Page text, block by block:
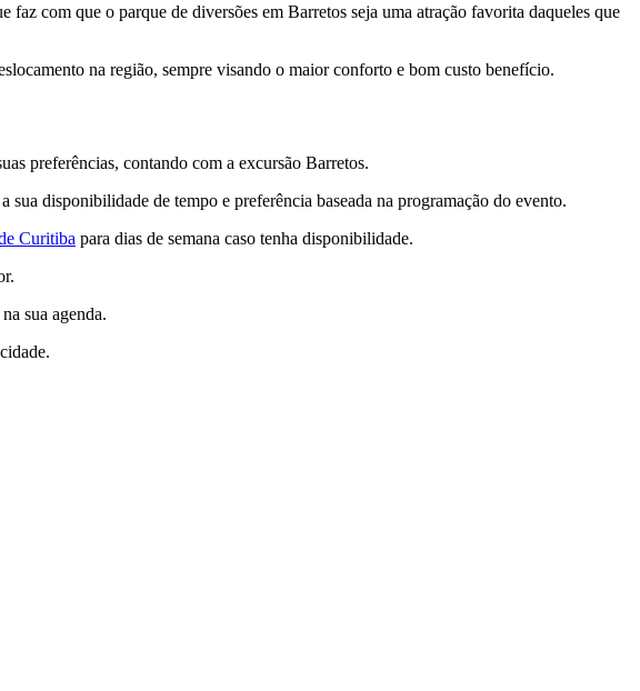
com que o parque de diversões em Barretos seja uma atração favorita daqueles que
na região, sempre visando o maior conforto e bom custo benefício.
preferências, contando com a excursão Barretos.
disponibilidade de tempo e preferência baseada na programação do evento.
Curitiba para dias de semana caso tenha disponibilidade.
sua agenda.